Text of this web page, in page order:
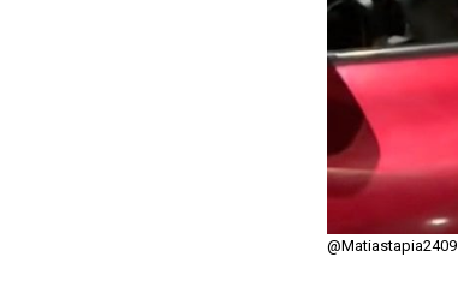
@Matiastapia2409